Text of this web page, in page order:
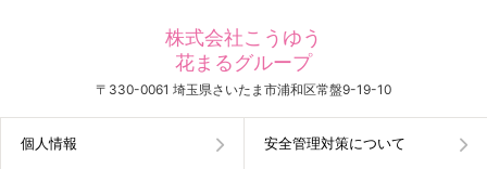
株式会社こうゆう
花まるグループ
〒330-0061 埼玉県さいたま市浦和区常盤9-19-10
個人情報 安全管理対策について